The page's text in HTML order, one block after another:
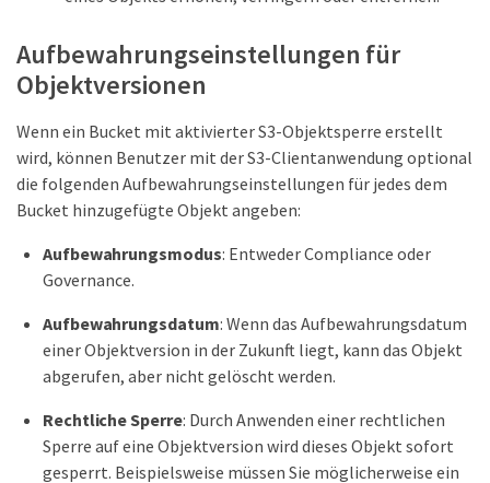
Aufbewahrungseinstellungen für
Objektversionen
Wenn ein Bucket mit aktivierter S3-Objektsperre erstellt
wird, können Benutzer mit der S3-Clientanwendung optional
die folgenden Aufbewahrungseinstellungen für jedes dem
Bucket hinzugefügte Objekt angeben:
Aufbewahrungsmodus: Entweder Compliance oder
Governance.
Aufbewahrungsdatum: Wenn das Aufbewahrungsdatum
einer Objektversion in der Zukunft liegt, kann das Objekt
abgerufen, aber nicht gelöscht werden.
Rechtliche Sperre: Durch Anwenden einer rechtlichen
Sperre auf eine Objektversion wird dieses Objekt sofort
gesperrt. Beispielsweise müssen Sie möglicherweise ein